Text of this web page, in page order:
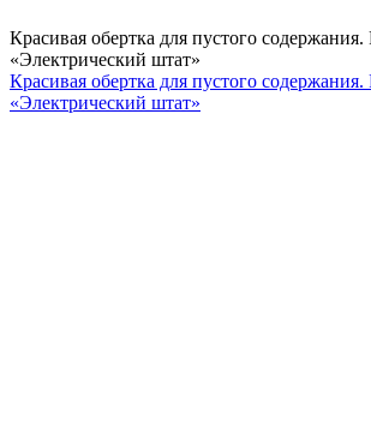
Красивая обертка для пустого содержания.
«Электрический штат»
Красивая обертка для пустого содержания.
«Электрический штат»